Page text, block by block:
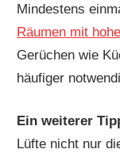
Mindestens
Räumen mit
Gerüchen wie
häufiger
Ein weiterer
Lüfte nicht nur